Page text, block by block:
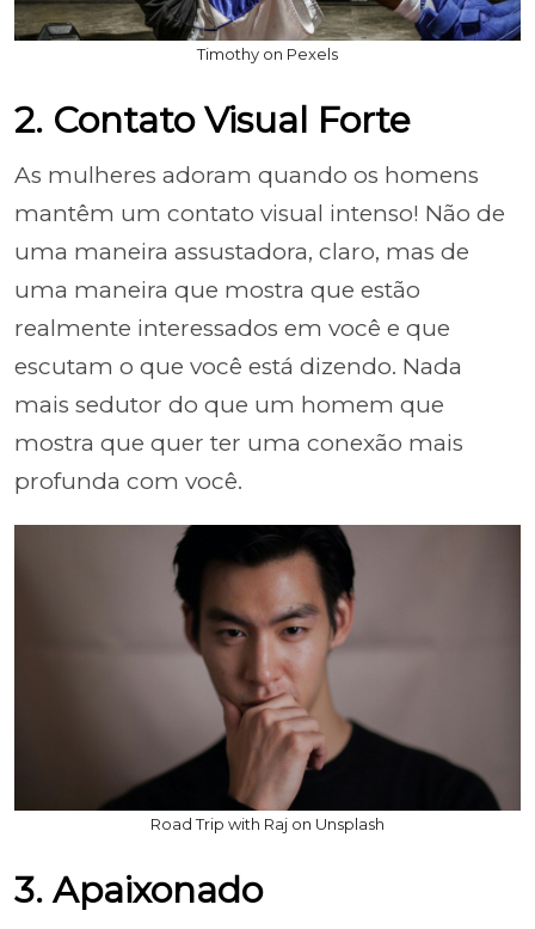
Timothy on Pexels
2. Contato Visual Forte
As mulheres adoram quando os homens
mantêm um contato visual intenso! Não de
uma maneira assustadora, claro, mas de
uma maneira que mostra que estão
realmente interessados em você e que
escutam o que você está dizendo. Nada
mais sedutor do que um homem que
mostra que quer ter uma conexão mais
profunda com você.
Road Trip with Raj on Unsplash
3. Apaixonado